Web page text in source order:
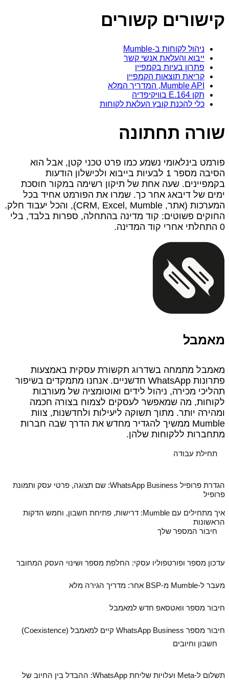
קישורים קשורים
ניהול לקוחות ב‑Mumble
ייבוא והעלאת אנשי קשר
פתרון בעיות בקמפיין
קריאת תוצאות הקמפיין
Mumble API, המדריך המלא
תקן E.164 בוויקיפדיה
כלי להכנת קובץ העלאת לקוחות
שורה תחתונה
פורמט בינלאומי נשמע כמו פרט טכני קטן, אבל הוא
הסיבה מספר 1 לבעיות בייבוא ולכישלון הודעות
בקמפיינים. שעה אחת של תיקון רשימה במקור חוסכת
ימים של דיבאג אחר כך. שמרו את הפורמט אחיד בכל
המערכות (אתר, CRM, Excel, Mumble), והכל יעבוד חלק.
החוקים פשוטים: קוד מדינה בהתחלה, ספרות בלבד, בלי
0 התחלתי אחרי קוד המדינה.
מאמבל
מאמבל מתמחה בשדרוג תקשורת עסקית באמצעות
פתרונות WhatsApp חדשניים. אנחנו מתמקדים בשיפור
תהליכי מכירה, ניהול לידים ואוטומציה של מעורבות
לקוחות, מה שמאפשר לעסקים לצמוח בצורה חכמה
ומהירה יותר. מתוך תשוקה ליעילות ולחדשנות, צוות
Mumble ממשיך להגדיר מחדש את הדרך שבה חברות
מתחברות ללקוחות שלהן.
תחילת עבודה
הגדרת פרופיל WhatsApp Business: שם תצוגה, פרטי עסק ותמונת
פרופיל
איך מתחילים עם Mumble: דרישות, פתיחת חשבון, וחמש הדקות
הראשונות
חיבור המספר שלך
עדכון מספר ופורטפוליו עסקי: החלפת מספר ושינוי העסק המחובר
מעבר ל‑Mumble מ‑BSP אחר: מדריך הגירה מלא
חיבור מספר וואטסאפ חדש למאמבל
חיבור מספר WhatsApp Business קיים למאמבל (Coexistence)
חשבון וחיובים
תשלום ל‑Meta ועלויות שליחת WhatsApp: ההבדל בין החיוב של